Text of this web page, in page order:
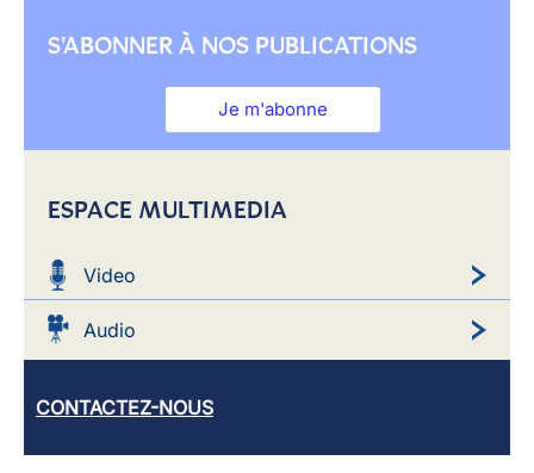
S'ABONNER À NOS PUBLICATIONS
Je m'abonne
ESPACE MULTIMEDIA
Video
Audio
CONTACTEZ-NOUS